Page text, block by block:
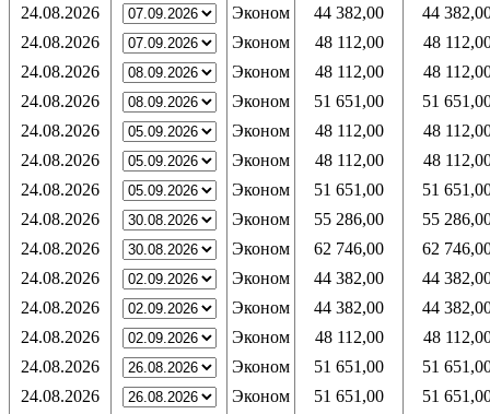
24.08.2026
Эконом 44 382,00
44
24.08.2026
Эконом 48 112,00
48
24.08.2026
Эконом 48 112,00
48
24.08.2026
Эконом 51 651,00
51
24.08.2026
Эконом 48 112,00
48
24.08.2026
Эконом 48 112,00
48
24.08.2026
Эконом 51 651,00
51
24.08.2026
Эконом 55 286,00
55
24.08.2026
Эконом 62 746,00
62
24.08.2026
Эконом 44 382,00
44
24.08.2026
Эконом 44 382,00
44
24.08.2026
Эконом 48 112,00
48
24.08.2026
Эконом 51 651,00
51
24.08.2026
Эконом 51 651,00
51